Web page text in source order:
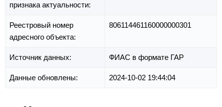
признака актуальности:
Реестровый номер
адресного объекта:
806114461160000000301
Источник данных: ФИАС в формате ГАР
Данные обновлены: 2024-10-02 19:44:04